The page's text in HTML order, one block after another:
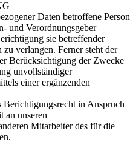
Daten betroffene Person
und Verordnungsgeber
sie betreffender
verlangen. Ferner steht der
Berücksichtigung der Zwecke
unvollständiger
einer ergänzenden
Berichtigungsrecht in Anspruch
an unseren
Mitarbeiter des für die